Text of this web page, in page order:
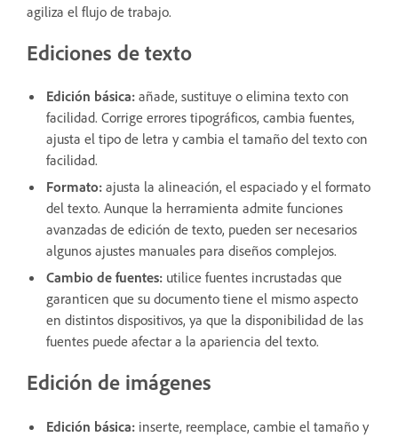
agiliza el flujo de trabajo.
Ediciones de texto
Edición básica: añade, sustituye o elimina texto con
facilidad. Corrige errores tipográficos, cambia fuentes,
ajusta el tipo de letra y cambia el tamaño del texto con
facilidad.
Formato: ajusta la alineación, el espaciado y el formato
del texto. Aunque la herramienta admite funciones
avanzadas de edición de texto, pueden ser necesarios
algunos ajustes manuales para diseños complejos.
Cambio de fuentes: utilice fuentes incrustadas que
garanticen que su documento tiene el mismo aspecto
en distintos dispositivos, ya que la disponibilidad de las
fuentes puede afectar a la apariencia del texto.
Edición de imágenes
Edición básica: inserte, reemplace, cambie el tamaño y